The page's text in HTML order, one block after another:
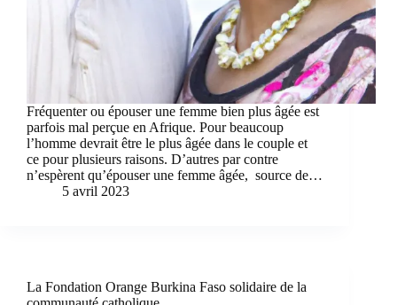
Fréquenter ou épouser une femme bien plus âgée est
parfois mal perçue en Afrique. Pour beaucoup
l’homme devrait être le plus âgée dans le couple et
ce pour plusieurs raisons. D’autres par contre
n’espèrent qu’épouser une femme âgée, source de…
5 avril 2023
La Fondation Orange Burkina Faso solidaire de la